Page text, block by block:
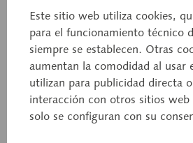
Este sitio web utiliza cookies,
para el funcionamiento técnico
siempre se establecen. Otras
aumentan la comodidad al usar
utilizan para publicidad directa
interacción con otros sitios web
solo se configuran con su